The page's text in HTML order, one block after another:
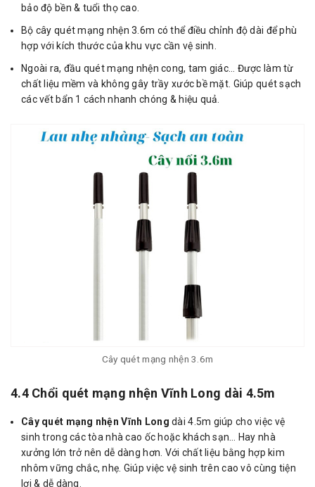
bảo độ bền & tuổi thọ cao.
Bộ cây quét mạng nhện 3.6m có thể điều chỉnh độ dài để phù
hợp với kích thước của khu vực cần vệ sinh.
Ngoài ra, đầu quét mạng nhện cong, tam giác… Được làm từ
chất liệu mềm và không gây trầy xước bề mặt. Giúp quét sạch
các vết bẩn 1 cách nhanh chóng & hiệu quả.
Cây quét mạng nhện 3.6m
4.4 Chổi quét mạng nhện Vĩnh Long dài 4.5m
Cây quét mạng nhện Vĩnh Long dài 4.5m giúp cho việc vệ
sinh trong các tòa nhà cao ốc hoặc khách sạn… Hay nhà
xưởng lớn trở nên dễ dàng hơn. Với chất liệu bằng hợp kim
nhôm vững chắc, nhẹ. Giúp việc vệ sinh trên cao vô cùng tiện
lợi & dễ dàng.